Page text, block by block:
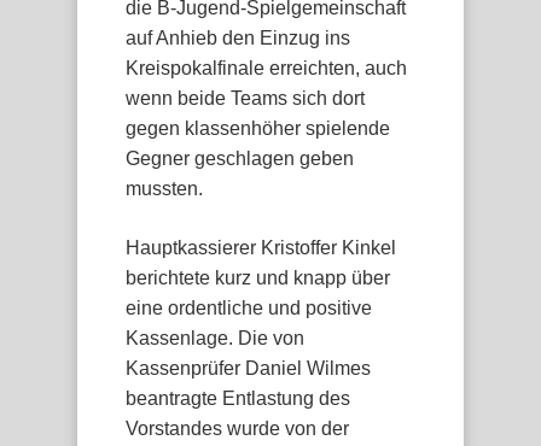
die B-Jugend-Spielgemeinschaft
auf Anhieb den Einzug ins
Kreispokalfinale erreichten, auch
wenn beide Teams sich dort
gegen klassenhöher spielende
Gegner geschlagen geben
mussten.
Hauptkassierer Kristoffer Kinkel
berichtete kurz und knapp über
eine ordentliche und positive
Kassenlage. Die von
Kassenprüfer Daniel Wilmes
beantragte Entlastung des
Vorstandes wurde von der